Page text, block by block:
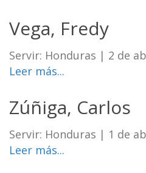
Vega, Fredy
Servir: Honduras | 2 de
Leer más...
Zúñiga, Carlos
Servir: Honduras | 1 de
Leer más...